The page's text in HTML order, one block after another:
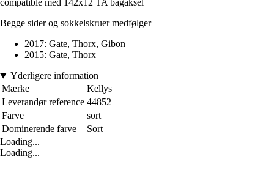
compatible med 142x12 TA bagaksel
Begge sider og sokkelskruer medfølger
2017: Gate, Thorx, Gibon
2015: Gate, Thorx
Yderligere information
Mærke
Kellys
Leverandør reference 44852
Farve
sort
Dominerende farve
Sort
Loading...
Loading...